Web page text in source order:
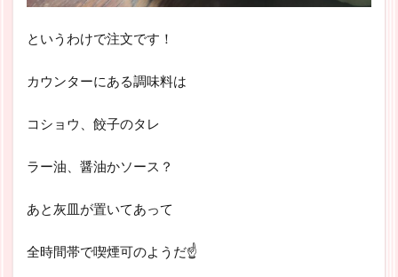
というわけで注文です！
カウンターにある調味料は
コショウ、餃子のタレ
ラー油、醤油かソース？
あと灰皿が置いてあって
全時間帯で喫煙可のようだ☝